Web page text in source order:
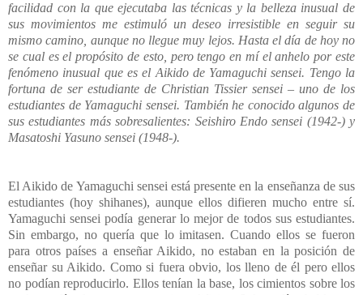
facilidad con la que ejecutaba las técnicas y la belleza inusual de
sus movimientos me estimuló un deseo irresistible en seguir su
mismo camino, aunque no llegue muy lejos. Hasta el día de hoy no
se cual es el propósito de esto, pero tengo en mí el anhelo por este
fenómeno inusual que es el Aikido de Yamaguchi sensei. Tengo la
fortuna de ser estudiante de Christian Tissier sensei – uno de los
estudiantes de Yamaguchi sensei. También he conocido algunos de
sus estudiantes más sobresalientes: Seishiro Endo sensei (1942-) y
Masatoshi Yasuno sensei (1948-).
El Aikido de Yamaguchi sensei está presente en la enseñanza de sus
estudiantes (hoy shihanes), aunque ellos difieren mucho entre sí.
Yamaguchi sensei podía generar lo mejor de todos sus estudiantes.
Sin embargo, no quería que lo imitasen. Cuando ellos se fueron
para otros países a enseñar Aikido, no estaban en la posición de
enseñar su Aikido. Como si fuera obvio, los lleno de él pero ellos
no podían reproducirlo. Ellos tenían la base, los cimientos sobre los